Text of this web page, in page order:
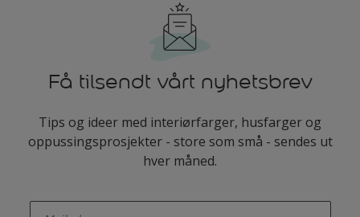
Få tilsendt vårt nyhetsbrev
Tips og ideer med interiørfarger, husfarger og
oppussingsprosjekter - store som små - sendes ut
hver måned.